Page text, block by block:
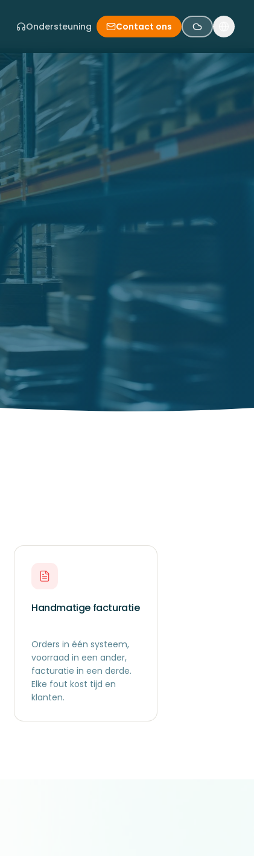
Ondersteuning Contact ons
Handmatige facturatie
Orders in één systeem,
voorraad in een ander,
facturatie in een derde.
Elke fout kost tijd en
klanten.